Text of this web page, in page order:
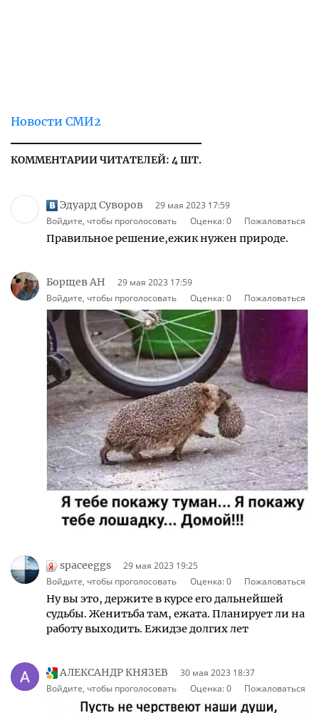
Новости СМИ2
КОММЕНТАРИИ ЧИТАТЕЛЕЙ: 4 ШТ.
Эдуард Суворов
29 мая 2023 17:59
Войдите, чтобы проголосовать
Оценка:0 Пожаловаться
Правильное решение,ежик нужен природе.
Борщев АН
29 мая 2023 17:59
Войдите, чтобы проголосовать
Оценка:0 Пожаловаться
spaceeggs
29 мая 2023 19:25
Войдите, чтобы проголосовать
Оценка:0 Пожаловаться
Ну вы это, держите в курсе его дальнейшей
судьбы. Женитьба там, ежата. Планирует ли на
работу выходить. Ежидзе долгих лет
АЛЕКСАНДР КНЯЗЕВ
30 мая 2023 18:37
Войдите, чтобы проголосовать
Оценка:0 Пожаловаться